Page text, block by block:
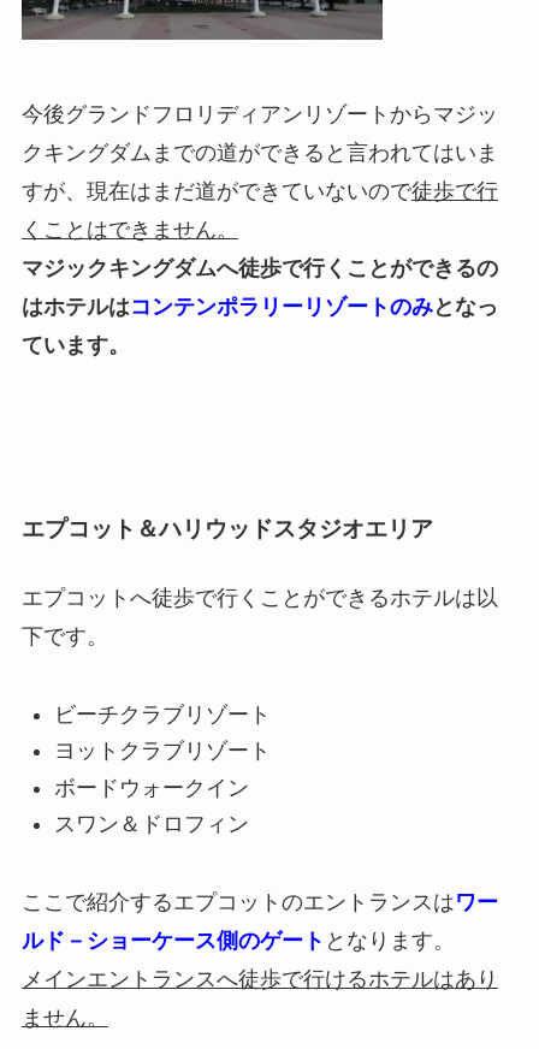
今後グランドフロリディアンリゾートからマジッ
クキングダムまでの道ができると言われてはいま
すが、現在はまだ道ができていないので徒歩で行
くことはできません。
マジックキングダムへ徒歩で行くことができるの
はホテルはコンテンポラリーリゾートのみとなっ
ています。
エプコット＆ハリウッドスタジオエリア
エプコットへ徒歩で行くことができるホテルは以
下です。
ビーチクラブリゾート
ヨットクラブリゾート
ボードウォークイン
スワン＆ドロフィン
ここで紹介するエプコットのエントランスはワー
ルド－ショーケース側のゲート となります。
メインエントランスへ徒歩で行けるホテルはあり
ません。